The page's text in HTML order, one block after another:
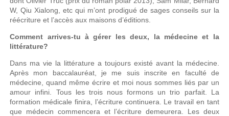
W, Qiu Xialong, etc qui m’ont prodigué de sages conseils sur la
réécriture et l’accès aux maisons d’éditions.
Comment arrives-tu à gérer les deux, la médecine et la
littérature?
Dans ma vie la littérature a toujours existé avant la médecine.
Après mon baccalauréat, je me suis inscrite en faculté de
médecine, quand même écrire et moi nous sommes liés par un
amour infini. Tous les trois nous formons un trio parfait. La
formation médicale finira, l’écriture continuera. Le travail en tant
que médecin commencera et l’écriture demeurera. Les deux